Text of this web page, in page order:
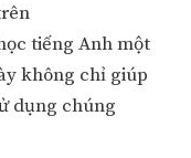
tiếng Anh một
không chỉ giúp
dụng chúng